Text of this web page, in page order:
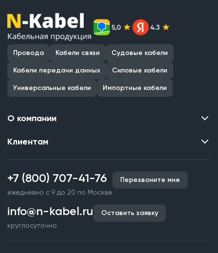
Провода Кабели связи Судовые кабели
Кабели передачи данных Силовые кабели
Универсальные кабели Импортные кабели
О компании
Контакты
Наши объекты
Партнерство
Документы и реквизиты
Клиентам
Производство кабельной продукции
Срочное изготовление
Оплата и доставка
Гарантия качества
+7 (800) 707-41-76
ежедневно с 9 до 20 по Москве
Перезвоните мне
info@n-kabel.ru
круглосуточно
Оставить заявку